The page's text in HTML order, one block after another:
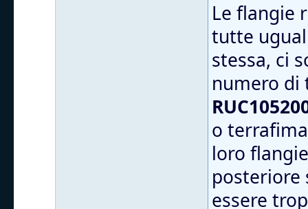
Le flangie
tutte
stessa, ci
numero
o
loro
posteriore
essere